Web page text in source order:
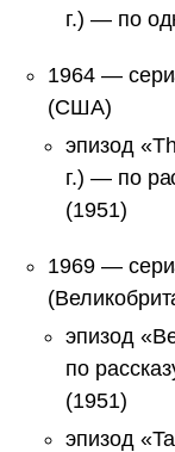
г.) — по
1964 —
(США)
эпизод
г.) — по
(1951)
1969 —
эпизод
по
(1951)
эпизод